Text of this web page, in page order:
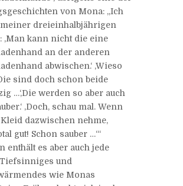
von Mona: „Ich
dreieinhalbjährigen
,Man kann nicht die eine
an der anderen
abwischen.‘ ,Wieso
sind doch schon beide
…‘,Die werden so aber auch
,Doch, schau mal. Wenn
dazwischen nehme,
gut! Schon sauber …‘“
enthält es aber auch jede
und
wie Monas